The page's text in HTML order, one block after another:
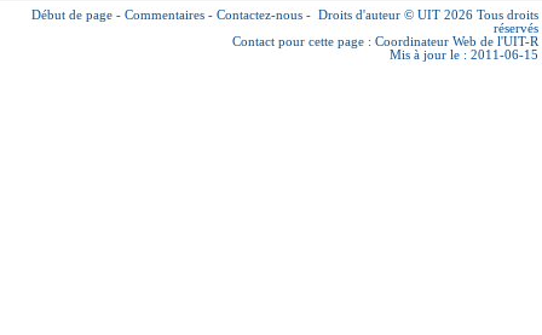
Début de page - Commentaires - Contactez-nous - Droits d'auteur © UIT 2026 Tous droits
réservés
Contact pour cette page : Coordinateur Web de l'UIT-R
Mis à jour le : 2011-06-15